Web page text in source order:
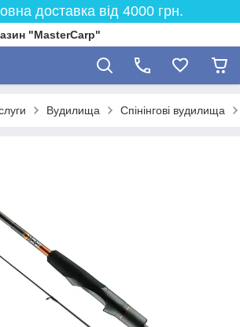
доставка від 4000 грн.
"MasterCarp"
Вудилища Спінінгові вудилища